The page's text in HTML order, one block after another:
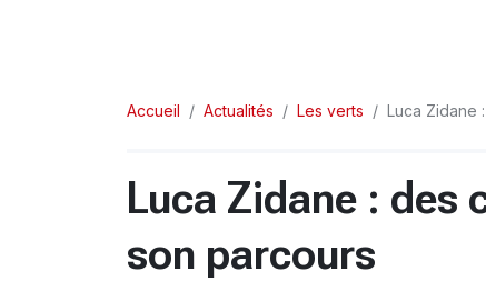
Accueil Actualités Les verts Luca Zidane
Luca Zidane : des
son parcours